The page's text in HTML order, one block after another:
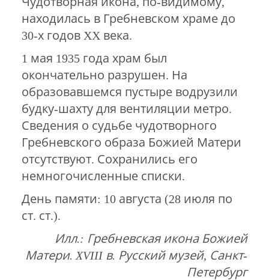
находилась в Гребневском храме до
30-х годов XX века.
1 мая 1935 года храм был
окончательно разрушен. На
образовавшемся пустыре водрузили
будку-шахту для вентиляции метро.
Сведения о судьбе чудотворного
Гребневского образа Божией Матери
отсутствуют. Сохранились его
немногочисленные списки.
День памяти: 10 августа (28 июля по
ст. ст.).
Илл.: Гребневская икона Божией
Матери. XVIII в. Русский музей, Санкт-
Петербург